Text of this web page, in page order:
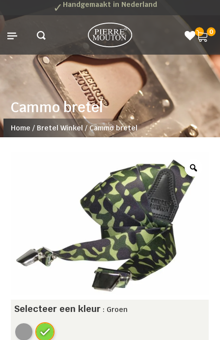
✓ Handgemaakt in Nederland
0
Cammo bretel
Home / Bretel Winkel / Cammo bretel
Selecteer een kleur : Groen